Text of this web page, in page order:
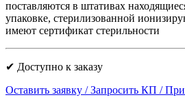
поставляются в штативах
упаковке, стерилизованной
имеют сертификат стерильности
✔ Доступно к заказу
Оставить заявку / Запросить КП /